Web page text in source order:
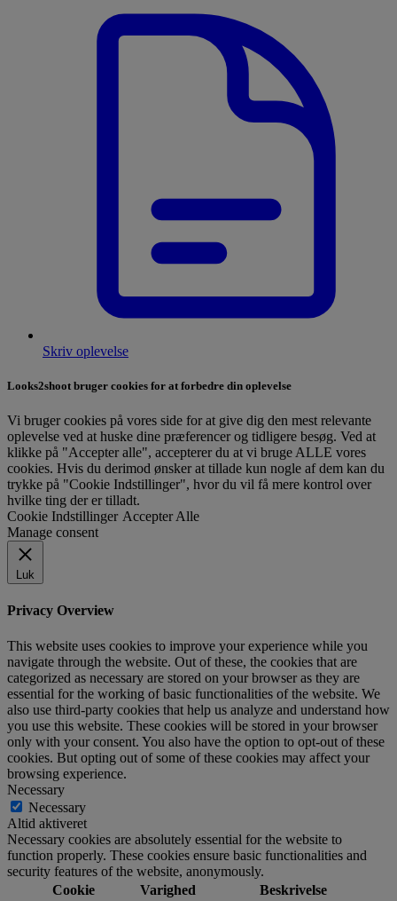
Skriv oplevelse
Looks2shoot bruger cookies for at forbedre din oplevelse
Vi bruger cookies på vores side for at give dig den mest relevante
oplevelse ved at huske dine præferencer og tidligere besøg. Ved at
klikke på "Accepter alle", accepterer du at vi bruge ALLE vores
cookies. Hvis du derimod ønsker at tillade kun nogle af dem kan du
trykke på "Cookie Indstillinger", hvor du vil få mere kontrol over
hvilke ting der er tilladt.
Cookie Indstillinger Accepter Alle
Manage consent
Luk
Privacy Overview
This website uses cookies to improve your experience while you
navigate through the website. Out of these, the cookies that are
categorized as necessary are stored on your browser as they are
essential for the working of basic functionalities of the website. We
also use third-party cookies that help us analyze and understand how
you use this website. These cookies will be stored in your browser
only with your consent. You also have the option to opt-out of these
cookies. But opting out of some of these cookies may affect your
browsing experience.
Necessary
Necessary
Altid aktiveret
Necessary cookies are absolutely essential for the website to
function properly. These cookies ensure basic functionalities and
security features of the website, anonymously.
Cookie
Varighed Beskrivelse